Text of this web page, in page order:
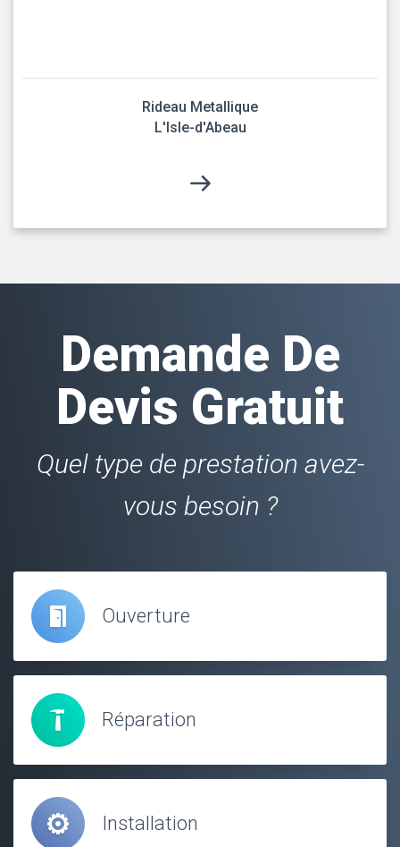
Rideau Metallique
L'Isle-d'Abeau
Demande De
Devis Gratuit
Quel type de prestation avez-
vous besoin ?
Ouverture
Réparation
Installation